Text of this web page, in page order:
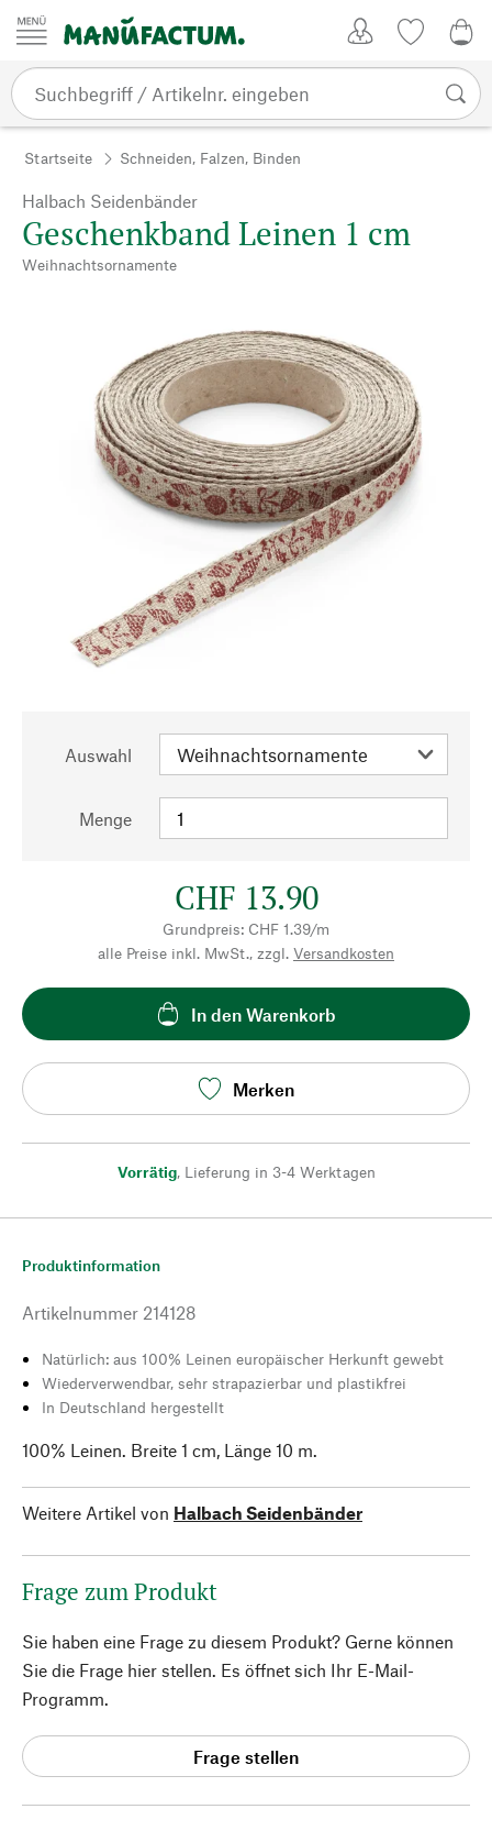
Zum Inhalt springen
Startseite Schneiden, Falzen, Binden
Halbach Seidenbänder
Geschenkband Leinen 1 cm
Weihnachtsornamente
Auswahl
Menge
CHF 13.90
Grundpreis: CHF 1.39/m
alle Preise inkl. MwSt., zzgl. Versandkosten
In den Warenkorb
Merken
Vorrätig, Lieferung in 3-4 Werktagen
Produktinformation
Artikelnummer 214128
Natürlich: aus 100% Leinen europäischer Herkunft gewebt
Wiederverwendbar, sehr strapazierbar und plastikfrei
In Deutschland hergestellt
100% Leinen. Breite 1 cm, Länge 10 m.
Weitere Artikel von Halbach Seidenbänder
Frage zum Produkt
Sie haben eine Frage zu diesem Produkt? Gerne können
Sie die Frage hier stellen. Es öffnet sich Ihr E-Mail-
Programm.
Frage stellen